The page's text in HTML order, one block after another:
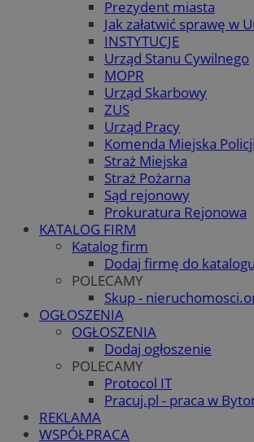
Prezydent miasta
Jak załatwić sprawę w
INSTYTUCJE
Urząd Stanu Cywilnego
MOPR
Urząd Skarbowy
ZUS
Urząd Pracy
Komenda Miejska Policji
Straż Miejska
Straż Pożarna
Sąd rejonowy
Prokuratura Rejonowa
KATALOG FIRM
Katalog firm
Dodaj firmę do katalogu
POLECAMY
Skup -
OGŁOSZENIA
OGŁOSZENIA
Dodaj ogłoszenie
POLECAMY
Protocol IT
Pracuj.pl - praca w
REKLAMA
WSPÓŁPRACA